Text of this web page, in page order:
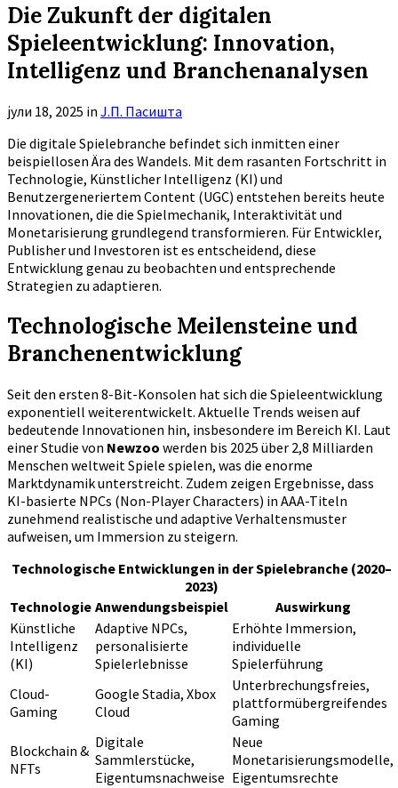
Die Zukunft der digitalen
Spieleentwicklung: Innovation,
Intelligenz und Branchenanalysen
јули 18, 2025 in Ј.П. Пасишта
Die digitale Spielebranche befindet sich inmitten einer
beispiellosen Ära des Wandels. Mit dem rasanten Fortschritt in
Technologie, Künstlicher Intelligenz (KI) und
Benutzergeneriertem Content (UGC) entstehen bereits heute
Innovationen, die die Spielmechanik, Interaktivität und
Monetarisierung grundlegend transformieren. Für Entwickler,
Publisher und Investoren ist es entscheidend, diese
Entwicklung genau zu beobachten und entsprechende
Strategien zu adaptieren.
Technologische Meilensteine und
Branchenentwicklung
Seit den ersten 8-Bit-Konsolen hat sich die Spieleentwicklung
exponentiell weiterentwickelt. Aktuelle Trends weisen auf
bedeutende Innovationen hin, insbesondere im Bereich KI. Laut
einer Studie von Newzoo werden bis 2025 über 2,8 Milliarden
Menschen weltweit Spiele spielen, was die enorme
Marktdynamik unterstreicht. Zudem zeigen Ergebnisse, dass
KI-basierte NPCs (Non-Player Characters) in AAA-Titeln
zunehmend realistische und adaptive Verhaltensmuster
aufweisen, um Immersion zu steigern.
Technologische Entwicklungen in der Spielebranche (2020–
2023)
Technologie Anwendungsbeispiel
Auswirkung
Künstliche
Intelligenz
(KI)
Adaptive NPCs,
personalisierte
Spielerlebnisse
Erhöhte Immersion,
individuelle
Spielerführung
Cloud-
Gaming
Google Stadia, Xbox
Cloud
Unterbrechungsfreies,
plattformübergreifendes
Gaming
Blockchain &
NFTs
Digitale
Sammlerstücke,
Eigentumsnachweise
Neue
Monetarisierungsmodelle,
Eigentumsrechte